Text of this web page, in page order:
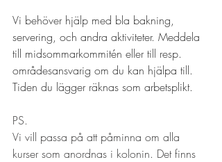
Vi behöver hjälp med bla bakning,
servering, och andra aktiviteter. Meddela
till midsommarkommitén eller till resp.
områdesansvarig om du kan hjälpa till.
Tiden du lägger räknas som arbetsplikt.
PS.
Vi vill passa på att påminna om alla
kurser som anordnas i kolonin. Det finns